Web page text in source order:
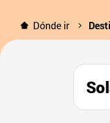
Dónde ir